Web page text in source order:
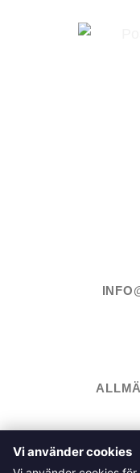
Vi använder cookies